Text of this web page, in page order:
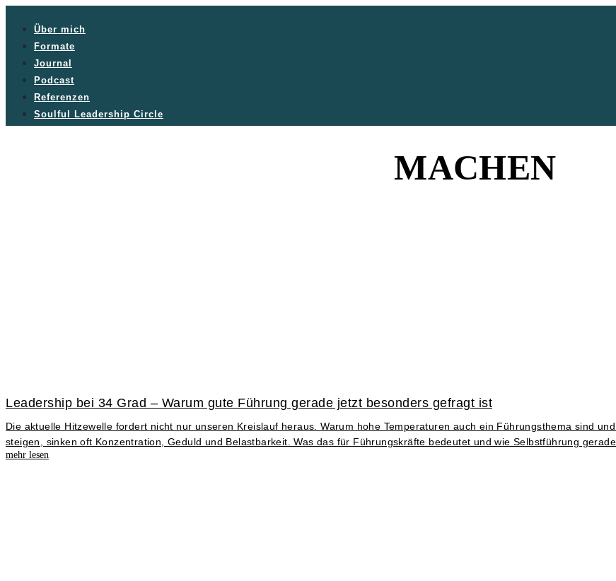
Über mich
Formate
Journal
Podcast
Referenzen
Soulful Leadership Circle
MACHEN
Leadership bei 34 Grad – Warum gute Führung gerade jetzt besonders gefragt ist
Die aktuelle Hitzewelle fordert nicht nur unseren Kreislauf heraus. Warum hohe Temperaturen auch ein Führungsthema sind
steigen, sinken oft Konzentration, Geduld und Belastbarkeit. Was das für Führungskräfte bedeutet und wie Selbstführung
mehr lesen